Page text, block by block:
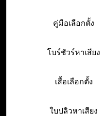
คู่มือเลือกตั้ง
โบร์ชัวร์หาเสียง
เสื้อเลือกตั้ง
ใบปลิวหาเสียง